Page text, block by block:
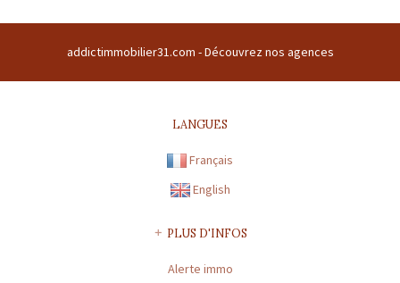
Forme sociale : SARL | Numero TVA Intracommunautaire :
Capital : * | Caisse garantie financière : GALIAN | Montant garantie
addictimmobilier31.com -Découvrez nos agences
LANGUES
Français
English
PLUS D'INFOS
Alerte immo